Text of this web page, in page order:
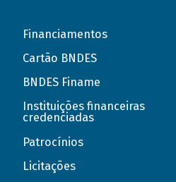
Financiamentos
Cartão BNDES
BNDES Finame
Instituições financeiras
credenciadas
Patrocínios
Licitações